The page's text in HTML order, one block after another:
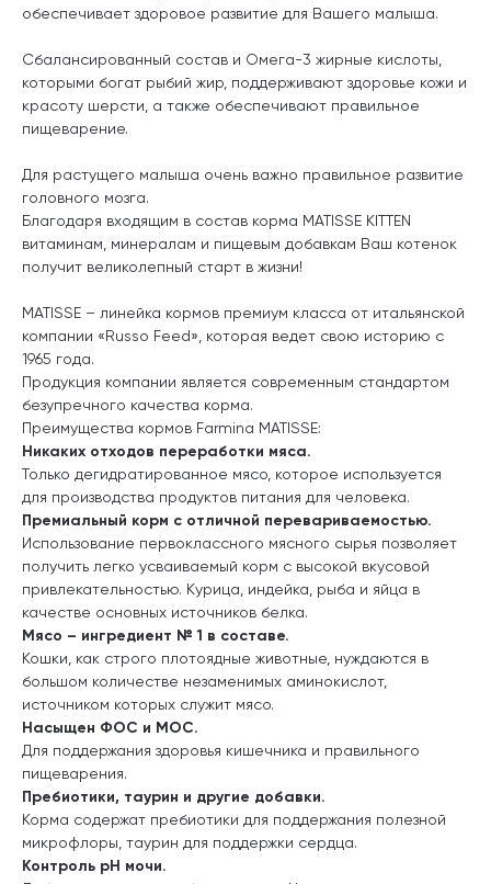
обеспечивает здоровое развитие для Вашего малыша.
Сбалансированный состав и Омега-3 жирные кислоты,
которыми богат рыбий жир, поддерживают здоровье кожи и
красоту шерсти, а также обеспечивают правильное
пищеварение.
Для растущего малыша очень важно правильное развитие
головного мозга.
Благодаря входящим в состав корма MATISSE KITTEN
витаминам, минералам и пищевым добавкам Ваш котенок
получит великолепный старт в жизни!
MATISSE – линейка кормов премиум класса от итальянской
компании «Russo Feed», которая ведет свою историю с
1965 года.
Продукция компании является современным стандартом
безупречного качества корма.
Преимущества кормов Farmina MATISSE:
Никаких отходов переработки мяса.
Только дегидратированное мясо, которое используется
для производства продуктов питания для человека.
Премиальный корм с отличной перевариваемостью.
Использование первоклассного мясного сырья позволяет
получить легко усваиваемый корм с высокой вкусовой
привлекательностью. Курица, индейка, рыба и яйца в
качестве основных источников белка.
Мясо – ингредиент № 1 в составе.
Кошки, как строго плотоядные животные, нуждаются в
большом количестве незаменимых аминокислот,
источником которых служит мясо.
Насыщен ФОС и МОС.
Для поддержания здоровья кишечника и правильного
пищеварения.
Пребиотики, таурин и другие добавки.
Корма содержат пребиотики для поддержания полезной
микрофлоры, таурин для поддержки сердца.
Контроль pH мочи.